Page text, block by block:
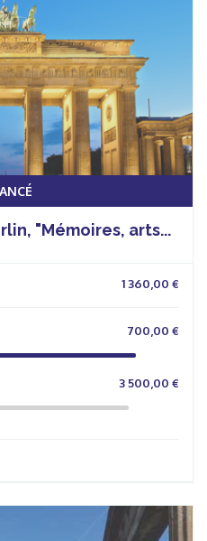
"Mémoires, arts...
1 360,00 €
700,00 €
3 500,00 €